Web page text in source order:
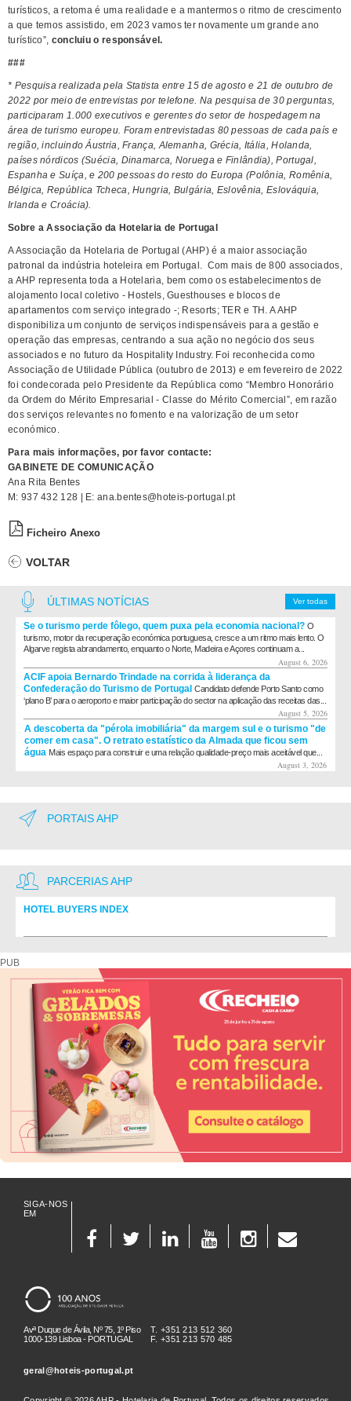
turísticos, a retoma é uma realidade e a mantermos o ritmo de crescimento
a que temos assistido, em 2023 vamos ter novamente um grande ano
turístico”, concluiu o responsável.
###
* Pesquisa realizada pela Statista entre 15 de agosto e 21 de outubro de
2022 por meio de entrevistas por telefone. Na pesquisa de 30 perguntas,
participaram 1.000 executivos e gerentes do setor de hospedagem na
área de turismo europeu. Foram entrevistadas 80 pessoas de cada país e
região, incluindo Áustria, França, Alemanha, Grécia, Itália, Holanda,
países nórdicos (Suécia, Dinamarca, Noruega e Finlândia), Portugal,
Espanha e Suíça, e 200 pessoas do resto do Europa (Polônia, Romênia,
Bélgica, República Tcheca, Hungria, Bulgária, Eslovênia, Eslováquia,
Irlanda e Croácia).
Sobre a Associação da Hotelaria de Portugal
A Associação da Hotelaria de Portugal (AHP) é a maior associação
patronal da indústria hoteleira em Portugal. Com mais de 800 associados,
a AHP representa toda a Hotelaria, bem como os estabelecimentos de
alojamento local coletivo - Hostels, Guesthouses e blocos de
apartamentos com serviço integrado -; Resorts; TER e TH. A AHP
disponibiliza um conjunto de serviços indispensáveis para a gestão e
operação das empresas, centrando a sua ação no negócio dos seus
associados e no futuro da Hospitality Industry. Foi reconhecida como
Associação de Utilidade Pública (outubro de 2013) e em fevereiro de 2022
foi condecorada pelo Presidente da República como “Membro Honorário
da Ordem do Mérito Empresarial - Classe do Mérito Comercial”, em razão
dos serviços relevantes no fomento e na valorização de um setor
económico.
Para mais informações, por favor contacte:
GABINETE DE COMUNICAÇÃO
Ana Rita Bentes
M: 937 432 128 | E: ana.bentes@hoteis-portugal.pt
Ficheiro Anexo
VOLTAR
Ver todas
ÚLTIMAS NOTÍCIAS
Se o turismo perde fôlego, quem puxa pela economia nacional? O
turismo, motor da recuperação económica portuguesa, cresce a um ritmo mais lento. O
Algarve regista abrandamento, enquanto o Norte, Madeira e Açores continuam a...
August 6, 2026
ACIF apoia Bernardo Trindade na corrida à liderança da
Confederação do Turismo de Portugal Candidato defende Porto Santo como
‘plano B’ para o aeroporto e maior participação do sector na aplicação das receitas das...
August 5, 2026
A descoberta da "pérola imobiliária" da margem sul e o turismo "de
comer em casa". O retrato estatístico da Almada que ficou sem
água Mais espaço para construir e uma relação qualidade-preço mais aceitável que...
August 3, 2026
PORTAIS AHP
PARCERIAS AHP
HOTEL BUYERS INDEX
PUB
SIGA-NOS
EM
Avª Duque de Ávila, Nº 75, 1º Piso
1000-139 Lisboa - PORTUGAL
T. +351 213 512 360
F. +351 213 570 485
geral@hoteis-portugal.pt